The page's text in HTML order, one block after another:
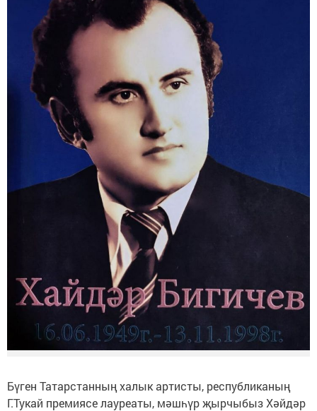
Бүген Татарстанның халык артисты, республиканың
Г.Тукай премиясе лауреаты, мәшһүр җырчыбыз Хәйдәр